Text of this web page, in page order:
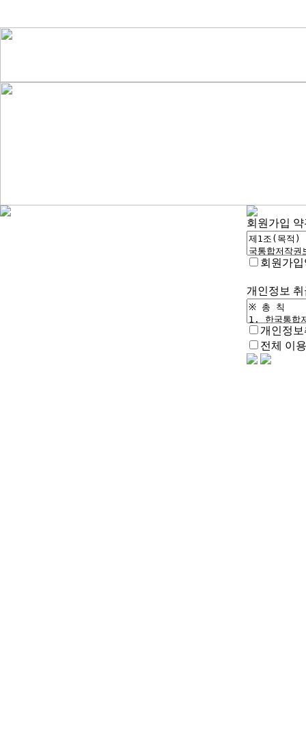
회원가입
회원가
개인정보
개인정
전체 이